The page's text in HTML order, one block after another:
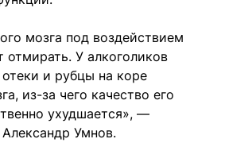
мозга под воздействием
отмирать. У алкоголиков
и рубцы на коре
из-за чего качество его
ухудшается», —
Умнов.